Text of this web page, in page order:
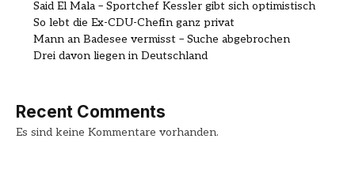
Said El Mala – Sportchef Kessler gibt sich optimistisch
So lebt die Ex-CDU-Chefin ganz privat
Mann an Badesee vermisst – Suche abgebrochen
Drei davon liegen in Deutschland
Recent Comments
Es sind keine Kommentare vorhanden.